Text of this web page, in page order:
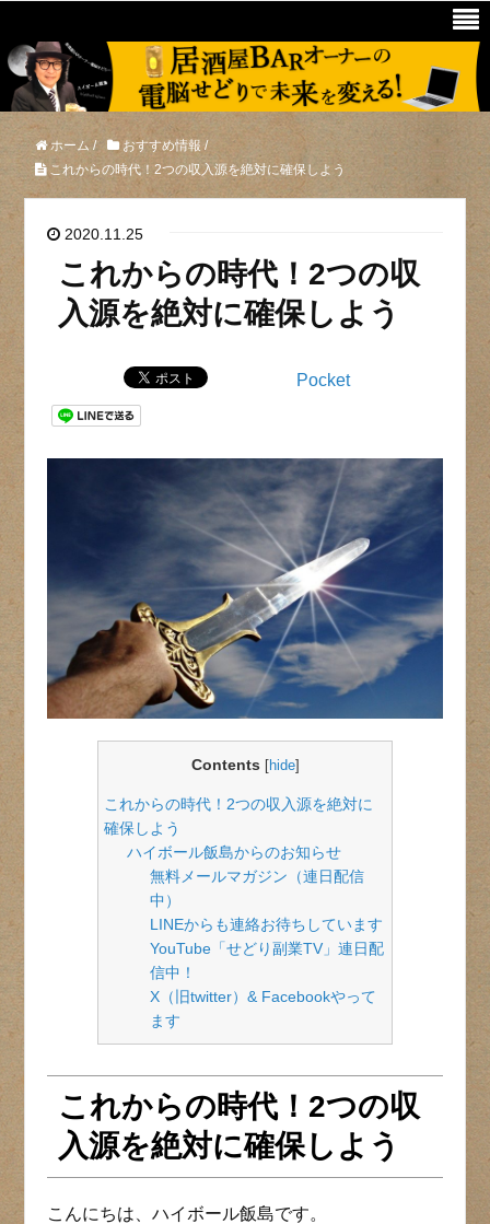
ホーム / おすすめ情報 /
これからの時代！2つの収入源を絶対に確保しよう
2020.11.25
これからの時代！2つの収
入源を絶対に確保しよう
Pocket
Contents hide]
これからの時代！2つの収入源を絶対に
確保しよう
ハイボール飯島からのお知らせ
無料メールマガジン（連日配信
中）
LINEからも連絡お待ちしています
YouTube「せどり副業TV」連日配
信中！
X（旧twitter）& Facebookやって
ます
これからの時代！2つの収
入源を絶対に確保しよう
こんにちは、ハイボール飯島です。